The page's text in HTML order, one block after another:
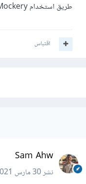
طريق استخدام Mockery أو غيرها في لارافل؟
اقتباس
Sam Ahw
نشر30 مارس 2021